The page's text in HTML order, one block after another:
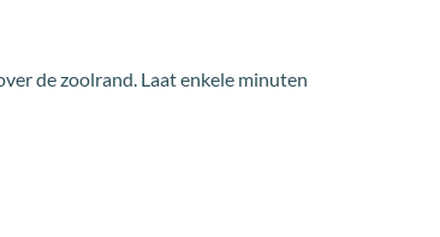
de zoolrand. Laat enkele minuten